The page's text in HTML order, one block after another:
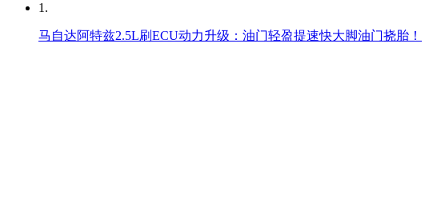
1.
马自达阿特兹2.5L刷ECU动力升级：油门轻盈提速快大脚油门挠胎！